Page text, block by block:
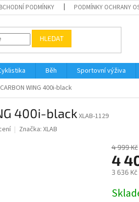
PODMÍNKY PODMÍNKY OCHRANY
HLEDAT
Běh Sportovní výživa
WING 400i-black
400i-black XLAB-1129
Značka: XLAB
4 999 Kč
4
3 636 Kč
cena: